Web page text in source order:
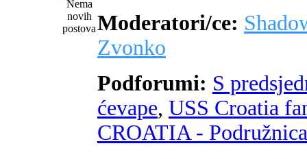
Moderatori/ce:
Zvonko
Podforumi: S
ćevape, USS Croatia
CROATIA -